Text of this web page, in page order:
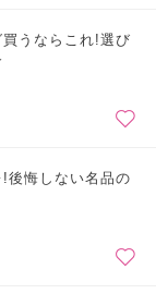
うならこれ!選び
後悔しない名品の